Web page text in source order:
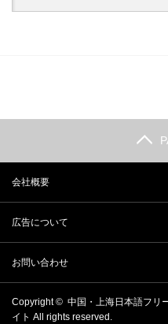
会社概要
広告について
お問い合わせ
Copyright © 中国・上海日本語フリ
イト All rights reserved.